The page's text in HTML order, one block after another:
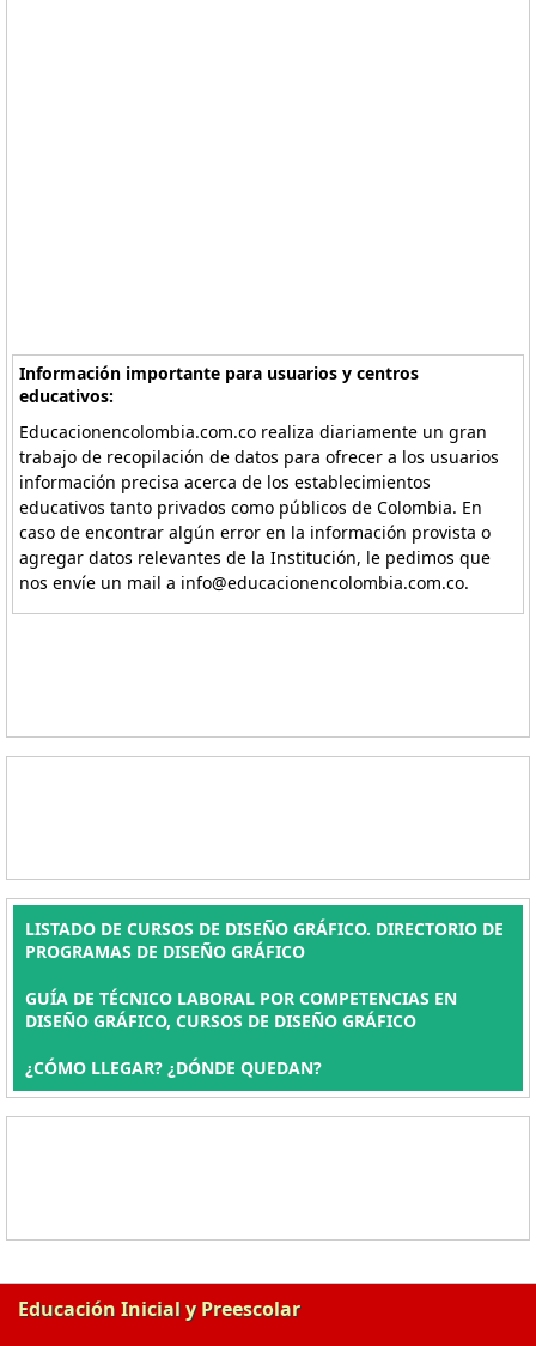
Información importante para usuarios y centros
educativos:
Educacionencolombia.com.co realiza diariamente un gran
trabajo de recopilación de datos para ofrecer a los usuarios
información precisa acerca de los establecimientos
educativos tanto privados como públicos de Colombia. En
caso de encontrar algún error en la información provista o
agregar datos relevantes de la Institución, le pedimos que
nos envíe un mail a info@educacionencolombia.com.co.
LISTADO DE CURSOS DE DISEÑO GRÁFICO. DIRECTORIO DE
PROGRAMAS DE DISEÑO GRÁFICO
GUÍA DE TÉCNICO LABORAL POR COMPETENCIAS EN
DISEÑO GRÁFICO, CURSOS DE DISEÑO GRÁFICO
¿CÓMO LLEGAR? ¿DÓNDE QUEDAN?
Educación Inicial y Preescolar